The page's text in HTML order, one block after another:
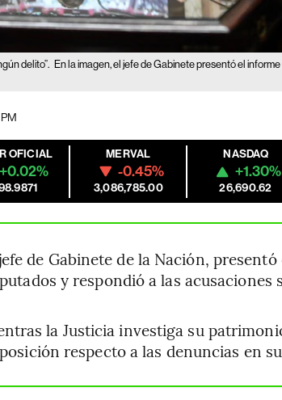
delito”. En la imagen, el jefe de Gabinete presentó el
OFICIAL
+0.02%
MERVAL
-0.45%
3,086,785.00
NASDAQ
+1.30%
26,690.62
de Gabinete de la Nación,
y respondió a las acusaciones
la Justicia investiga su
respecto a las denuncias en